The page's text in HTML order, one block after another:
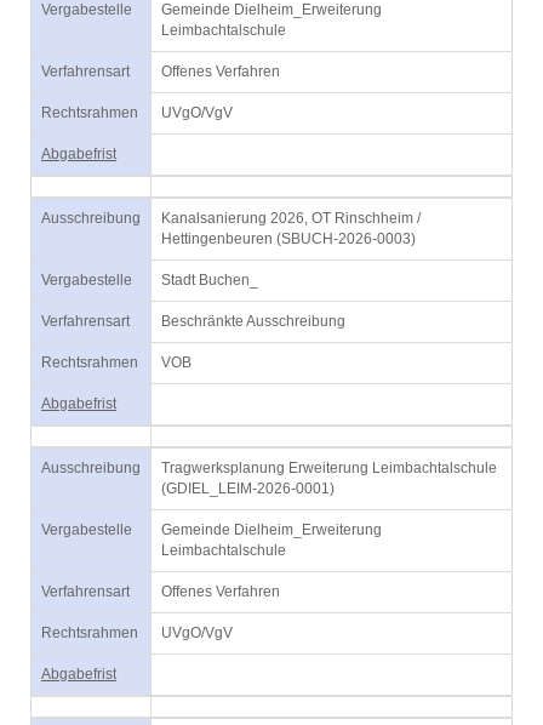
Vergabestelle
Gemeinde Dielheim_Erweiterung
Leimbachtalschule
Verfahrensart Offenes Verfahren
Rechtsrahmen UVgO/VgV
Abgabefrist
Ausschreibung
Kanalsanierung 2026, OT Rinschheim /
Hettingenbeuren (SBUCH-2026-0003)
Vergabestelle Stadt Buchen_
Verfahrensart Beschränkte Ausschreibung
Rechtsrahmen VOB
Abgabefrist
Ausschreibung
Tragwerksplanung Erweiterung Leimbachtalschule
(GDIEL_LEIM-2026-0001)
Vergabestelle
Gemeinde Dielheim_Erweiterung
Leimbachtalschule
Verfahrensart Offenes Verfahren
Rechtsrahmen UVgO/VgV
Abgabefrist